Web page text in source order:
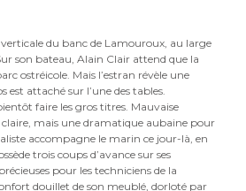
verticale du banc de Lamouroux, au large
son bateau, Alain Clair attend que la
ostréicole. Mais l’estran révèle une
est attaché sur l’une des tables.
faire les gros titres. Mauvaise
mais une dramatique aubaine pour
accompagne le marin ce jour-là, en
trois coups d’avance sur ses
pour les techniciens de la
douillet de son meublé, dorloté par